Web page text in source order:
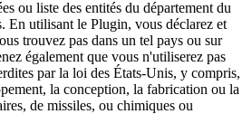
ou liste des entités du département du
En utilisant le Plugin, vous déclarez et
trouvez pas dans un tel pays ou sur
également que vous n'utiliserez pas
par la loi des États-Unis, y compris,
la conception, la fabrication ou la
de missiles, ou chimiques ou